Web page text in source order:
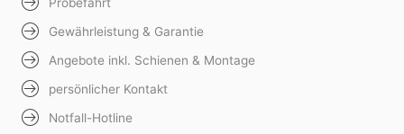
Gewährleistung & Garantie
Angebote inkl. Schienen & Montage
persönlicher Kontakt
Notfall-Hotline